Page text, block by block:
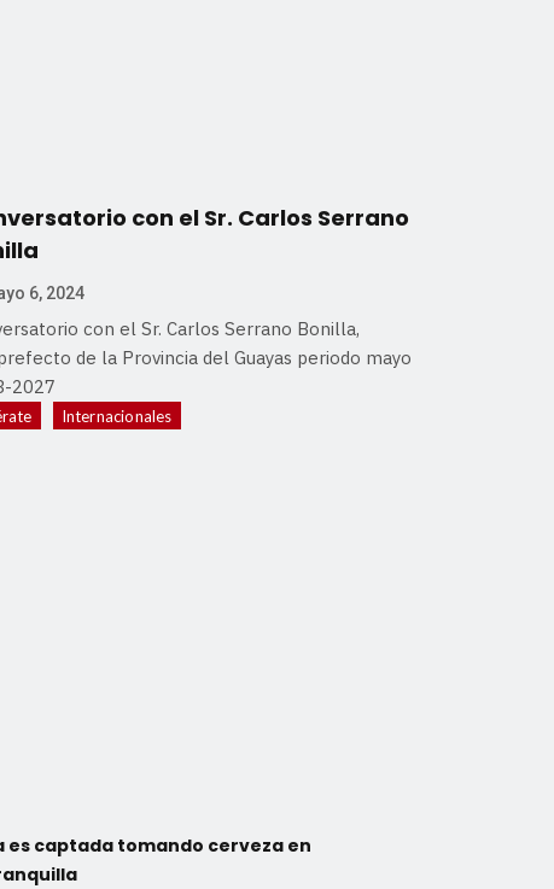
con el Sr. Carlos Serrano
6, 2024
con el Sr. Carlos Serrano Bonilla,
de la Provincia del Guayas periodo mayo
2027
Internacionales
es captada tomando cerveza en